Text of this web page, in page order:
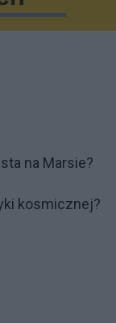
na Marsie?
kosmicznej?